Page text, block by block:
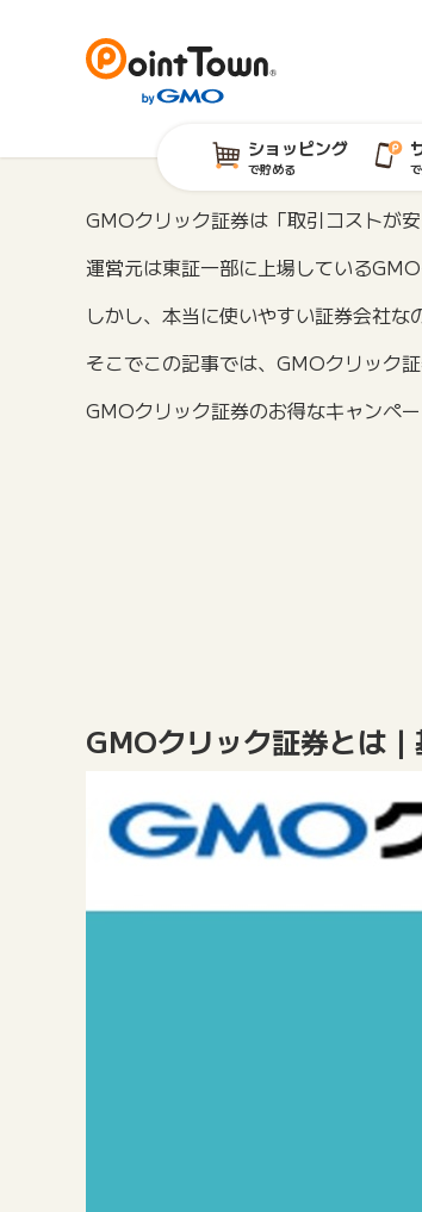
ショッピング
で貯める
GMOクリック証券は「取引コストが
運営元は東証一部に上場している
しかし、本当に使いやすい証券会社な
そこでこの記事では、GMOクリック
GMOクリック証券のお得なキャンペ
GMOクリック証券とは